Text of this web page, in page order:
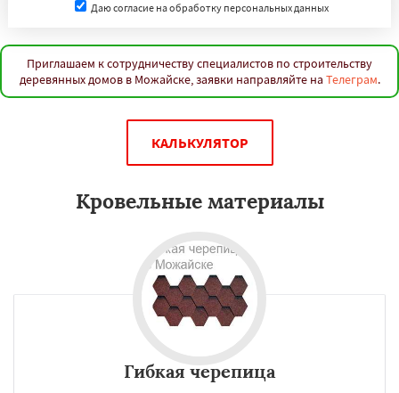
Даю согласие на обработку персональных данных
Приглашаем к сотрудничеству специалистов по строительству
деревянных домов в Можайске, заявки направляйте на Телеграм.
КАЛЬКУЛЯТОР
Кровельные материалы
Гибкая черепица